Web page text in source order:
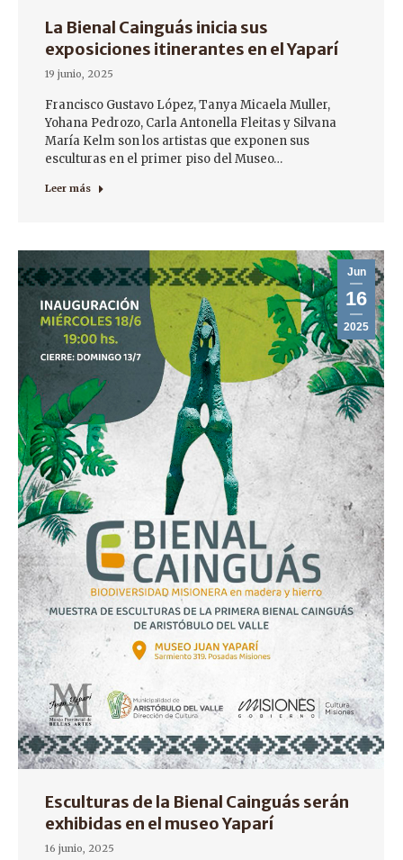
La Bienal Cainguás inicia sus
exposiciones itinerantes en el Yaparí
19 junio, 2025
Francisco Gustavo López, Tanya Micaela Muller,
Yohana Pedrozo, Carla Antonella Fleitas y Silvana
María Kelm son los artistas que exponen sus
esculturas en el primer piso del Museo…
Leer más
Jun
16
2025
Esculturas de la Bienal Cainguás serán
exhibidas en el museo Yaparí
16 junio, 2025